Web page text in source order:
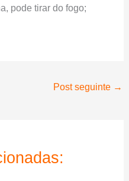
pode tirar do fogo;
Post seguinte →